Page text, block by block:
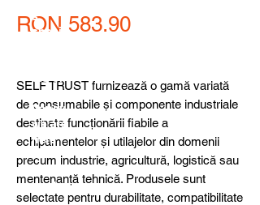
RON 583.90Price
SELF TRUST furnizează o gamă variată
de consumabile și componente industriale
destinate funcționării fiabile a
echipamentelor și utilajelor din domenii
precum industrie, agricultură, logistică sau
mentenanță tehnică. Produsele sunt
selectate pentru durabilitate, compatibilitate
s,
specia
consu
ltancy
we are
here
you!